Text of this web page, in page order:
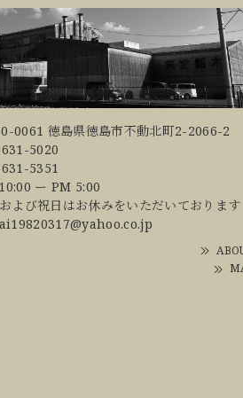
0061 徳島県徳島市不動北町2-2066-2
5020
5351
ー PM 5:00
よび祝日はお休みをいただいております